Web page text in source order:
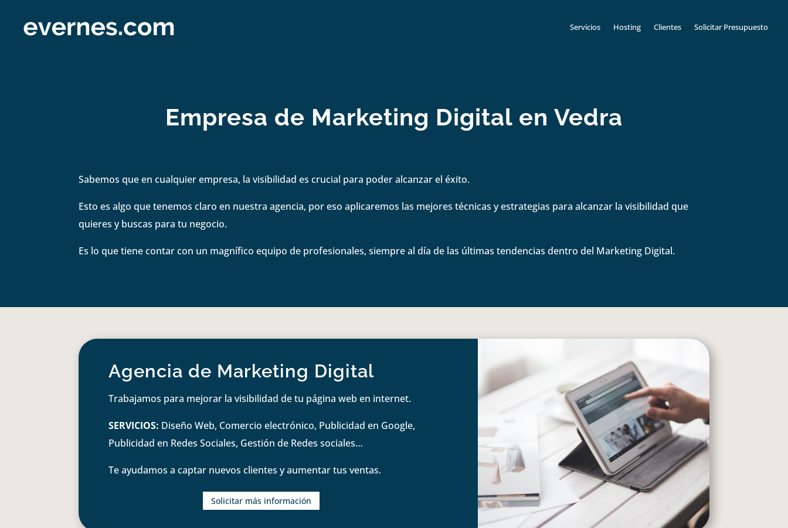
Servicios Hosting Clientes Solicitar Presupuesto
Empresa de Marketing Digital en Vedra
Sabemos que en cualquier empresa, la visibilidad es crucial para poder alcanzar el éxito.
Esto es algo que tenemos claro en nuestra agencia, por eso aplicaremos las mejores técnicas y estrategias para alcanzar la visibilidad que
quieres y buscas para tu negocio.
Es lo que tiene contar con un magnífico equipo de profesionales, siempre al día de las últimas tendencias dentro del Marketing Digital.
Agencia de Marketing Digital
Trabajamos para mejorar la visibilidad de tu página web en internet.
SERVICIOS: Diseño Web, Comercio electrónico, Publicidad en Google,
Publicidad en Redes Sociales, Gestión de Redes sociales…
Te ayudamos a captar nuevos clientes y aumentar tus ventas.
Solicitar más información